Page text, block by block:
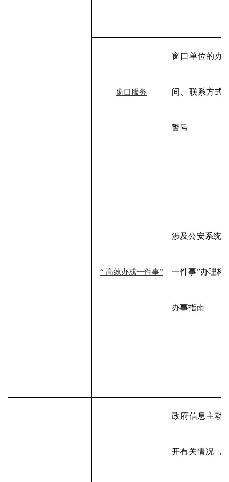
窗口服务
窗口单位的办
间、联系方式
警号
“ 高效办成一件事”
涉及公安系统
一件事”办理标
办事指南
政府信息主动
开有关情况 ，